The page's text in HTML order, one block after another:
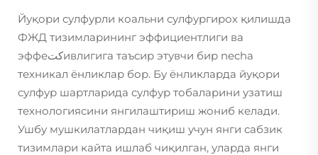
Йуқори сулфурли коальни сулфургирох қилишда
ФЖД тизимларининг эффициентлиги ва
эффеكتивлигига таъсир этувчи бир necha
техникал ёнликлар бор. Бу ёнликларда йуқори
сулфур шартларида сулфур тобаларини узатиш
технологиясини янгилаштириш жониб келади.
Ушбу мушкилатлардан чиқиш учун янги сабзик
тизимлари кайта ишлаб чиқилган, уларда янги